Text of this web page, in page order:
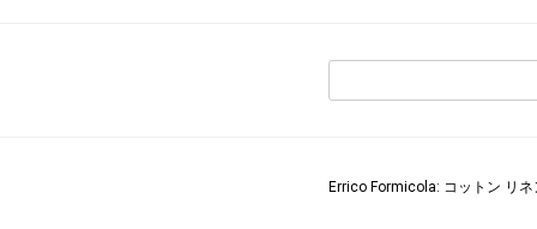
Errico Formicola: コットン リ